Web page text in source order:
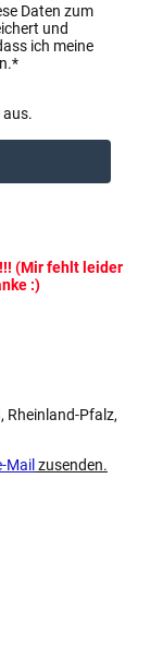
Daten zum
und
ich meine
*
aus.
(Mir fehlt leider
:)
Rheinland-Pfalz,
Mail zusenden.